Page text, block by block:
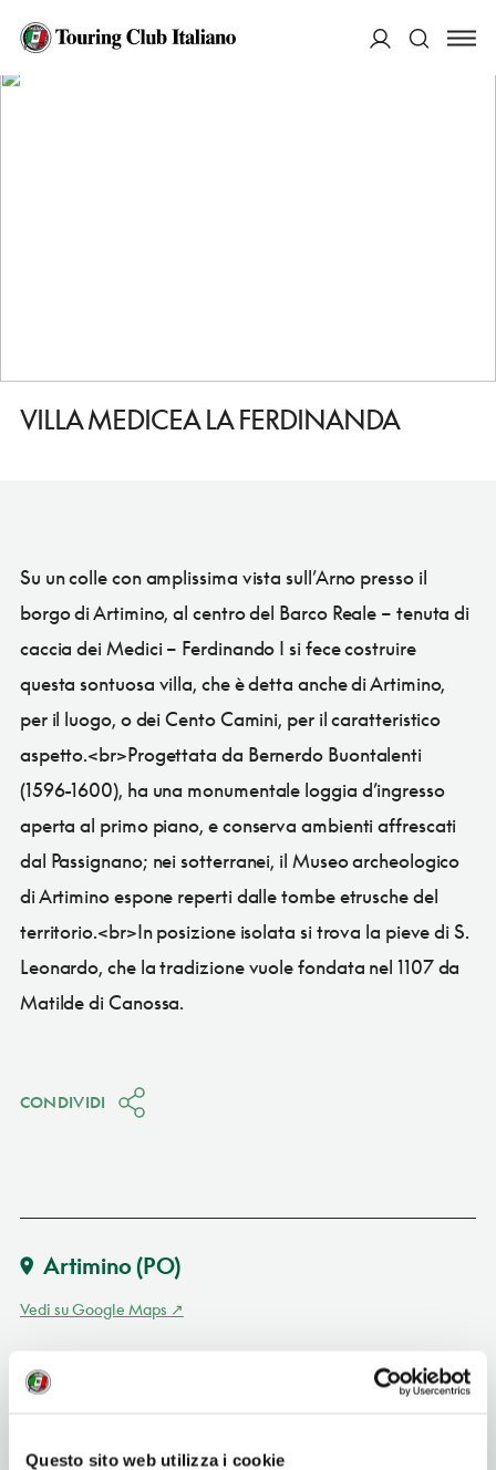
Questo sito web utilizza i cookie
HOME
VILLA MEDICEA LA FERDINANDA
VILLA MEDICEA LA FERDINANDA
Su un colle con amplissima vista sull’Arno presso il
borgo di Artimino, al centro del Barco Reale – tenuta di
caccia dei Medici – Ferdinando I si fece costruire
questa sontuosa villa, che è detta anche di Artimino,
per il luogo, o dei Cento Camini, per il caratteristico
aspetto.<br>Progettata da Bernerdo Buontalenti
(1596-1600), ha una monumentale loggia d’ingresso
aperta al primo piano, e conserva ambienti affrescati
dal Passignano; nei sotterranei, il Museo archeologico
di Artimino espone reperti dalle tombe etrusche del
territorio.<br>In posizione isolata si trova la pieve di S.
Leonardo, che la tradizione vuole fondata nel 1107 da
Matilde di Canossa.
CONDIVIDI
Artimino(PO)
Vedi su Google Maps
INDIRIZZO
viale Papa Giovanni XXIII 1 - 59015